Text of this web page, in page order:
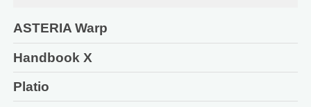
ASTERIA Warp
Handbook X
Platio